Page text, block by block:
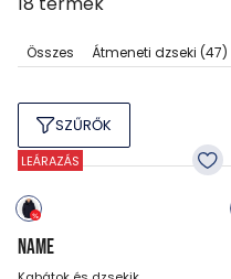
Összes Átmeneti dzseki (47)
SZŰRŐK
LEÁRAZÁS
NAME